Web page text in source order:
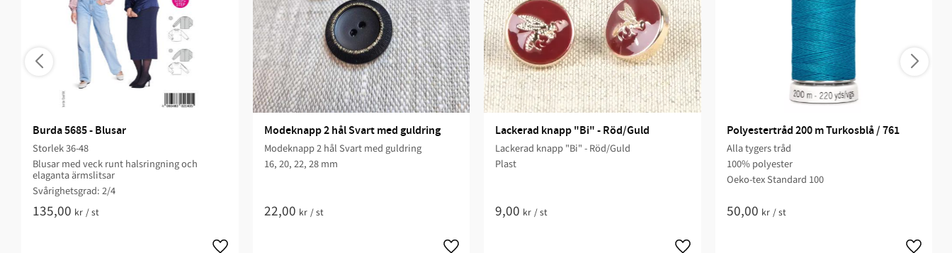
Burda 5685 - Blusar
Storlek 36-48
Blusar med veck runt halsringning och
elaganta ärmslitsar
Svårighetsgrad: 2/4
135,00 kr /st
Modeknapp 2 hål Svart med guldring
Modeknapp 2 hål Svart med guldring
16, 20, 22, 28 mm
22,00 kr /st
Lackerad knapp "Bi" - Röd/Guld
Lackerad knapp "Bi" - Röd/Guld
Plast
9,00 kr /st
Polyestertråd 200 m Turkosblå / 761
Alla tygers tråd
100% polyester
Oeko-tex Standard 100
50,00 kr /st